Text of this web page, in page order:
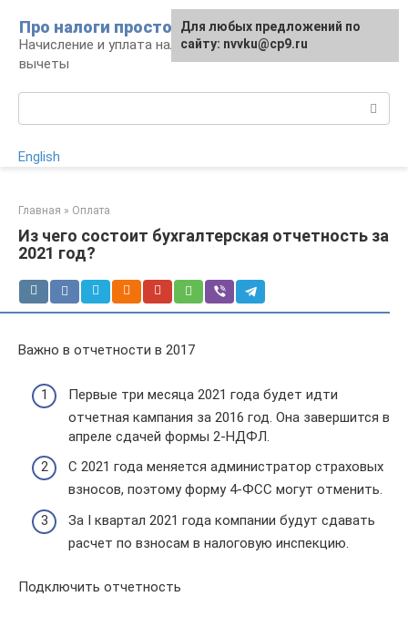
контенту
Про налоги просто
Начисление и уплата налогов, налоговые
вычеты
English
Главная » Оплата
Из чего состоит бухгалтерская отчетность за
2021 год?
Важно в отчетности в 2017
Первые три месяца 2021 года будет идти
отчетная кампания за 2016 год. Она завершится в
апреле сдачей формы 2-НДФЛ.
С 2021 года меняется администратор страховых
взносов, поэтому форму 4-ФСС могут отменить.
За I квартал 2021 года компании будут сдавать
расчет по взносам в налоговую инспекцию.
Подключить отчетность
Для любых предложений по
сайту: nvvku@cp9.ru